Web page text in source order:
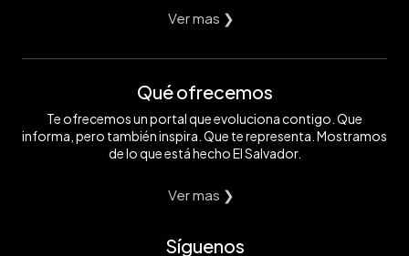
Ver mas ❯
Qué ofrecemos
Te ofrecemos un portal que evoluciona contigo. Que
informa, pero también inspira. Que te representa. Mostramos
de lo que está hecho El Salvador.
Ver mas ❯
Síguenos